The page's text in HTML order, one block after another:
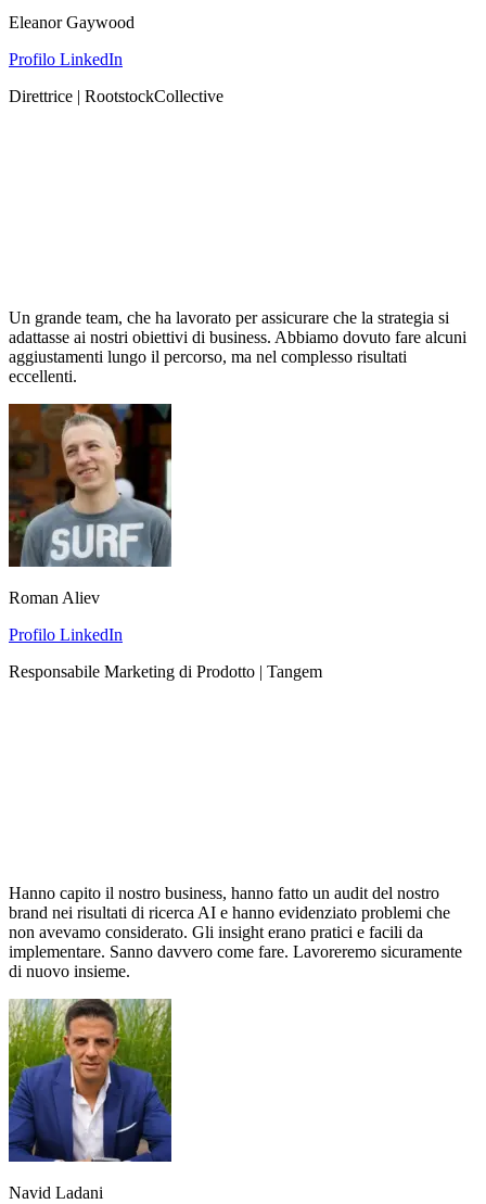
Eleanor Gaywood
Profilo LinkedIn
Direttrice | RootstockCollective
Un grande team, che ha lavorato per assicurare che la strategia si
adattasse ai nostri obiettivi di business. Abbiamo dovuto fare alcuni
aggiustamenti lungo il percorso, ma nel complesso risultati
eccellenti.
Roman Aliev
Profilo LinkedIn
Responsabile Marketing di Prodotto | Tangem
Hanno capito il nostro business, hanno fatto un audit del nostro
brand nei risultati di ricerca AI e hanno evidenziato problemi che
non avevamo considerato. Gli insight erano pratici e facili da
implementare. Sanno davvero come fare. Lavoreremo sicuramente
di nuovo insieme.
Navid Ladani